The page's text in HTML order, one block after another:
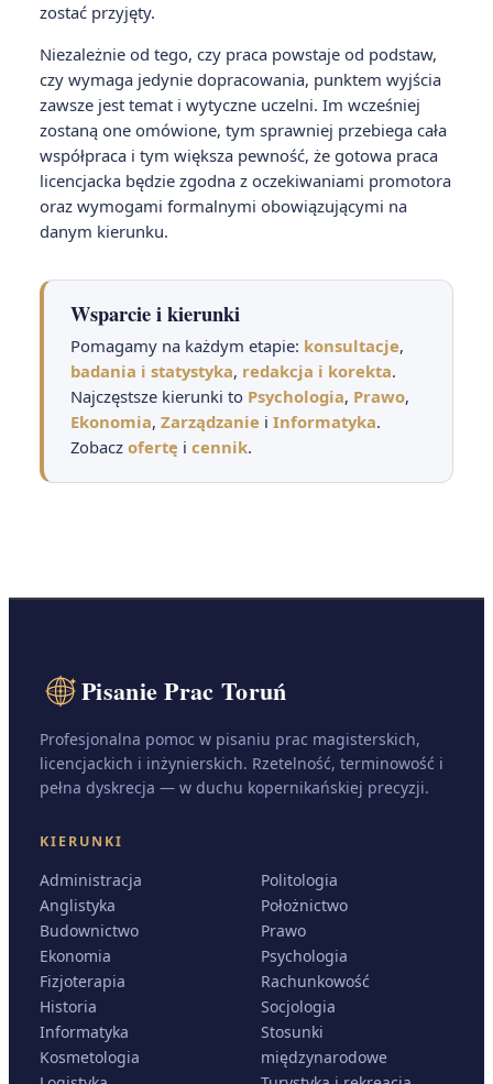
zostać przyjęty.
Niezależnie od tego, czy praca powstaje od podstaw,
czy wymaga jedynie dopracowania, punktem wyjścia
zawsze jest temat i wytyczne uczelni. Im wcześniej
zostaną one omówione, tym sprawniej przebiega cała
współpraca i tym większa pewność, że gotowa praca
licencjacka będzie zgodna z oczekiwaniami promotora
oraz wymogami formalnymi obowiązującymi na
danym kierunku.
Wsparcie i kierunki
Pomagamy na każdym etapie: konsultacje,
badania i statystyka, redakcja i korekta.
Najczęstsze kierunki to Psychologia, Prawo,
Ekonomia, Zarządzanie i Informatyka.
Zobacz ofertę i cennik.
Pisanie Prac Toruń
Profesjonalna pomoc w pisaniu prac magisterskich,
licencjackich i inżynierskich. Rzetelność, terminowość i
pełna dyskrecja — w duchu kopernikańskiej precyzji.
KIERUNKI
Administracja
Anglistyka
Budownictwo
Ekonomia
Fizjoterapia
Historia
Informatyka
Kosmetologia
Politologia
Położnictwo
Prawo
Psychologia
Rachunkowość
Socjologia
Stosunki
międzynarodowe